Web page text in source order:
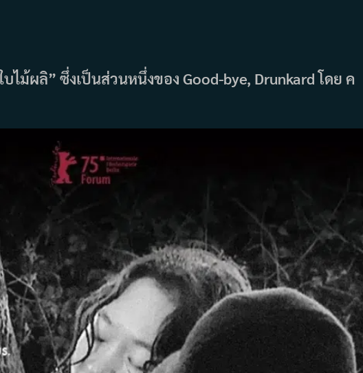
ไม้ผลิ” ซึ่งเป็นส่วนหนึ่งของ Good-bye, Drunkard โดย ค